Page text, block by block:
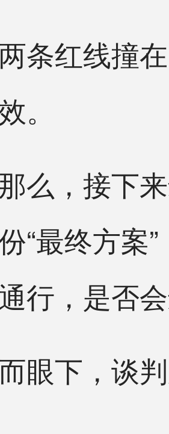
红线撞在
。
，接下来
“最终方案
行，是否
下，谈判